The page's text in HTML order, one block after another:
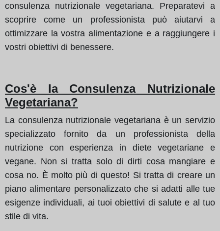
consulenza nutrizionale vegetariana. Preparatevi a
scoprire come un professionista può aiutarvi a
ottimizzare la vostra alimentazione e a raggiungere i
vostri obiettivi di benessere.
Cos'è la Consulenza Nutrizionale
Vegetariana?
La consulenza nutrizionale vegetariana è un servizio
specializzato fornito da un professionista della
nutrizione con esperienza in diete vegetariane e
vegane. Non si tratta solo di dirti cosa mangiare e
cosa no. È molto più di questo! Si tratta di creare un
piano alimentare personalizzato che si adatti alle tue
esigenze individuali, ai tuoi obiettivi di salute e al tuo
stile di vita.